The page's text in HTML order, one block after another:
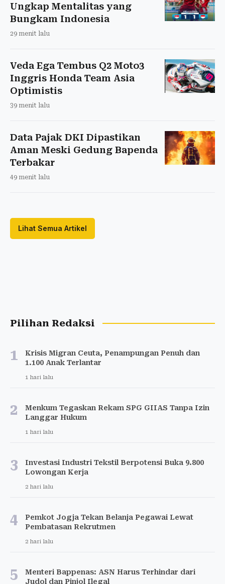
Ungkap Mentalitas yang
Bungkam Indonesia
29 menit lalu
Veda Ega Tembus Q2 Moto3
Inggris Honda Team Asia
Optimistis
39 menit lalu
Data Pajak DKI Dipastikan
Aman Meski Gedung Bapenda
Terbakar
49 menit lalu
Lihat Semua Artikel
Pilihan Redaksi
1
Krisis Migran Ceuta, Penampungan Penuh dan
1.100 Anak Terlantar
1 hari lalu
2
Menkum Tegaskan Rekam SPG GIIAS Tanpa Izin
Langgar Hukum
1 hari lalu
3
Investasi Industri Tekstil Berpotensi Buka 9.800
Lowongan Kerja
2 hari lalu
4
Pemkot Jogja Tekan Belanja Pegawai Lewat
Pembatasan Rekrutmen
2 hari lalu
5
Menteri Bappenas: ASN Harus Terhindar dari
Judol dan Pinjol Ilegal